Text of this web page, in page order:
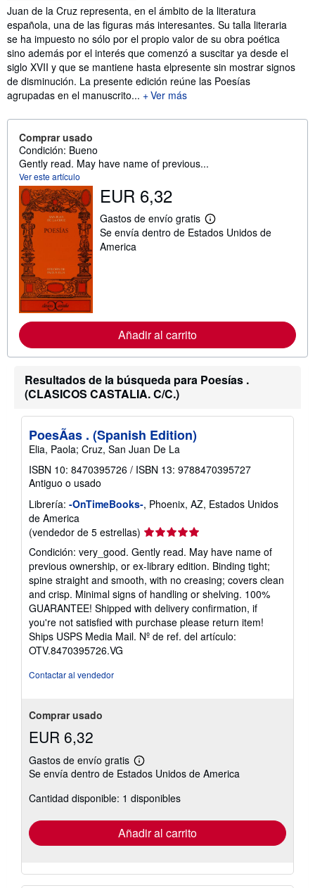
Sinopsis
Juan de la Cruz representa, en el ámbito de la literatura
española, una de las figuras más interesantes. Su talla literaria
se ha impuesto no sólo por el propio valor de su obra poética
sino además por el interés que comenzó a suscitar ya desde el
siglo XVII y que se mantiene hasta elpresente sin mostrar signos
de disminución. La presente edición reúne las Poesías
agrupadas en el manuscrito...
Ver más
Comprar usado
Condición: Bueno
Gently read. May have name of previous...
Ver este artículo
EUR 6,32
Gastos de envío gratis
M
á
ó
n
o
a
a
e
n
v
í
o
Se envía dentro de Estados Unidos de
America
Añadir al carrito
Resultados de la búsqueda para Poesías .
(CLASICOS CASTALIA. C/C.)
PoesÃ­as . (Spanish Edition)
Elia, Paola; Cruz, San Juan De La
ISBN 10: 8470395726 / ISBN 13: 9788470395727
Antiguo o usado
Librería: -OnTimeBooks-, Phoenix, AZ, Estados Unidos
de America
(vendedor de 5 estrellas) Calificación
del
vendedor:
5
de
5
estrellas
Condición: very_good. Gently read. May have name of
previous ownership, or ex-library edition. Binding tight;
spine straight and smooth, with no creasing; covers clean
and crisp. Minimal signs of handling or shelving. 100%
GUARANTEE! Shipped with delivery confirmation, if
you're not satisfied with purchase please return item!
Ships USPS Media Mail. Nº de ref. del artículo:
OTV.8470395726.VG
Contactar al vendedor
Comprar usado
EUR 6,32
Gastos de envío gratis
Más
información
las
tarifas
envío
Se envía dentro de Estados Unidos de America
Cantidad disponible: 1 disponibles
Añadir al carrito